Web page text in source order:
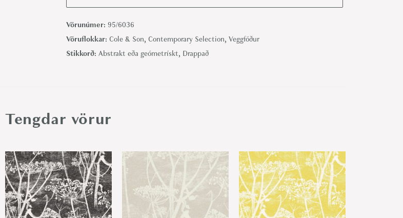
k
s
'
G
h
a
l
k
&
Vörunúmer: 95/6036
Vöruflokkar: Cole & Son, Contemporary Selection, Veggfóður
Stikkorð: Abstrakt eða geómetrískt, Drappað
Tengdar vörur